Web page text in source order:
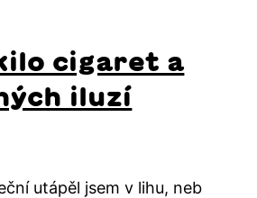
cigaret a
iluzí
utápěl jsem v lihu, neb